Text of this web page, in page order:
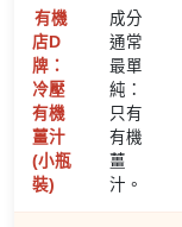
有機
店D
牌：
冷壓
有機
薑汁
(小瓶
裝)
成分
通常
最單
純：
只有
有機
薑
汁。